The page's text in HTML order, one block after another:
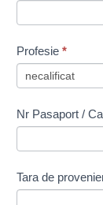
Profesie *
Nr Pasaport /
Tara de